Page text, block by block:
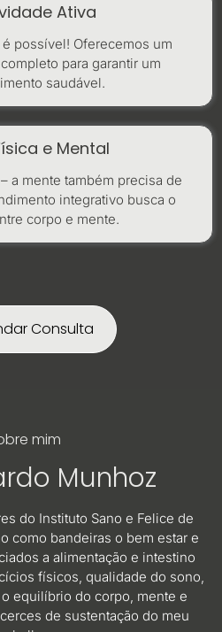
Ativa
possível! Oferecemos um
para garantir um
saudável.
e Mental
a mente também precisa de
integrativo busca o
corpo e mente.
Consulta
mim
Munhoz
do Instituto Sano e Felice de
como bandeiras o bem estar e
a alimentação e intestino
físicos, qualidade do sono,
equilíbrio do corpo, mente e
de sustentação do meu